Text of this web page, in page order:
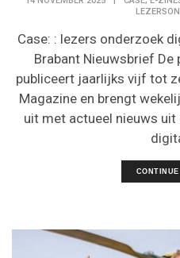
Case: : lezers onderzoek
Brabant Nieuwsbrief
publiceert jaarlijks vijf tot
Magazine en brengt
uit met actueel nieuws